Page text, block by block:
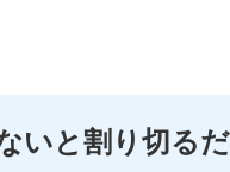
いと割り切る